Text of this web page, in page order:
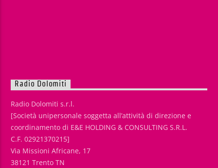
Radio Dolomiti
Radio Dolomiti s.r.l.
[Società unipersonale soggetta all’attività di direzione e
coordinamento di E&E HOLDING & CONSULTING S.R.L.
C.F. 02921370215]
Via Missioni Africane, 17
38121 Trento TN